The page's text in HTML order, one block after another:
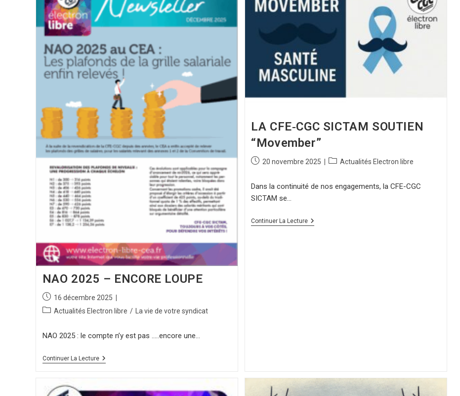
NAO 2025 – ENCORE LOUPE
16 décembre 2025
Actualités Electron libre / La vie de votre syndicat
NAO 2025 : le compte n’y est pas .....encore une…
Continuer La Lecture
LA CFE‑CGC SICTAM SOUTIEN
“Movember”
20 novembre 2025 Actualités Electron libre
Dans la continuité de nos engagements, la CFE-CGC
SICTAM se…
Continuer La Lecture